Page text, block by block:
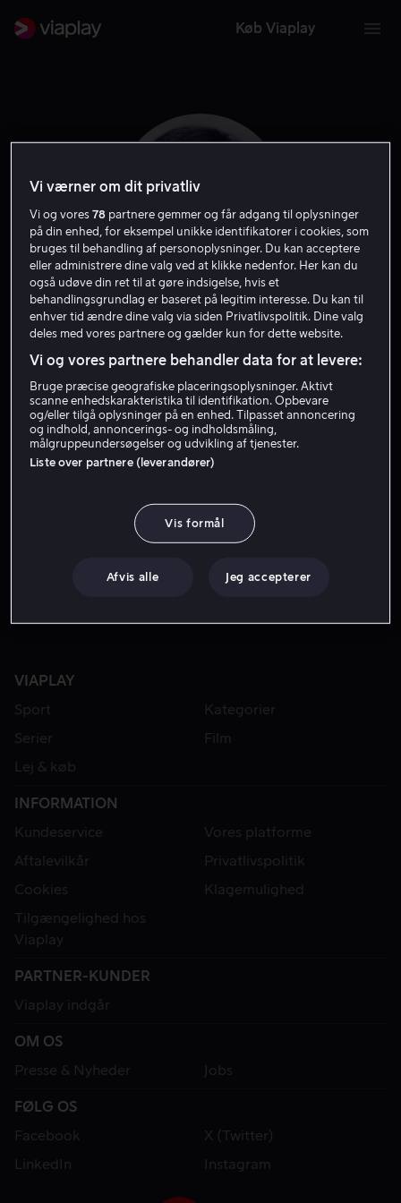
Køb Viaplay
Oliver Clark
Skuespiller
VIAPLAY
Sport
Kategorier
Serier
Film
Lej & køb
INFORMATION
Kundeservice
Vores platforme
Aftalevilkår
Privatlivspolitik
Cookies
Klagemulighed
Tilgængelighed hos
Viaplay
PARTNER-KUNDER
Viaplay indgår
OM OS
Presse & Nyheder
Jobs
FØLG OS
Facebook
X (Twitter)
LinkedIn
Instagram
Vi værner om dit privatliv
Vi og vores78 partnere gemmer og får adgang til oplysninger
på din enhed, for eksempel unikke identifikatorer i cookies, som
bruges til behandling af personoplysninger. Du kan acceptere
eller administrere dine valg ved at klikke nedenfor. Her kan du
også udøve din ret til at gøre indsigelse, hvis et
behandlingsgrundlag er baseret på legitim interesse. Du kan til
enhver tid ændre dine valg via siden Privatlivspolitik. Dine valg
deles med vores partnere og gælder kun for dette website.
Vi og vores partnere behandler data for at levere:
Bruge præcise geografiske placeringsoplysninger. Aktivt
scanne enhedskarakteristika til identifikation. Opbevare
og/eller tilgå oplysninger på en enhed. Tilpasset annoncering
og indhold, annoncerings- og indholdsmåling,
målgruppeundersøgelser og udvikling af tjenester.
Liste over partnere (leverandører)
Vis formål
Afvis alle Jeg accepterer